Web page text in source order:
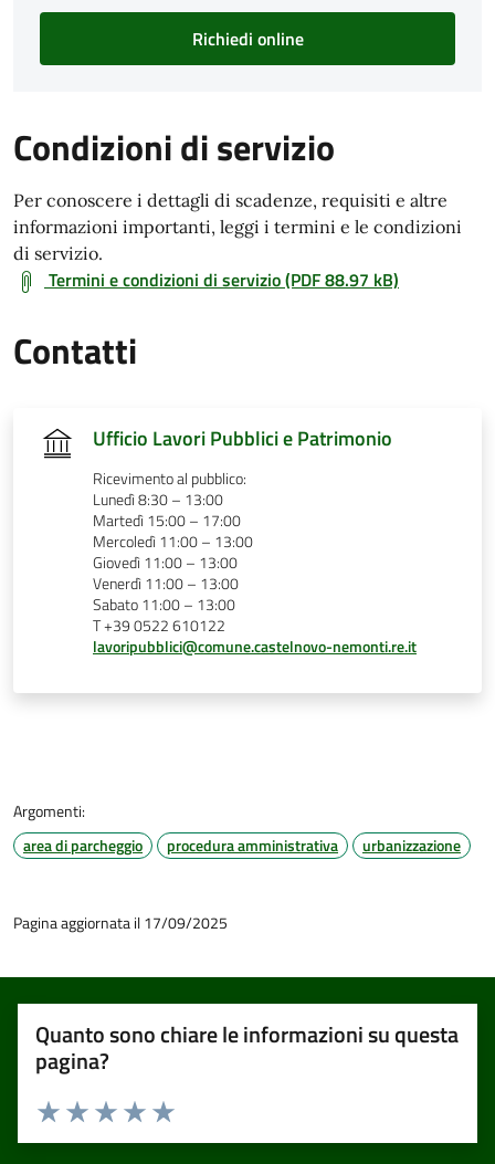
Richiedi online
Condizioni di servizio
Per conoscere i dettagli di scadenze, requisiti e altre
informazioni importanti, leggi i termini e le condizioni
di servizio.
Termini e condizioni di servizio (PDF 88.97 kB)
Contatti
Ufficio Lavori Pubblici e Patrimonio
Ricevimento al pubblico:
Lunedì 8:30 – 13:00
Martedì 15:00 – 17:00
Mercoledì 11:00 – 13:00
Giovedì 11:00 – 13:00
Venerdì 11:00 – 13:00
Sabato 11:00 – 13:00
T +39 0522 610122
lavoripubblici@comune.castelnovo-nemonti.re.it
Argomenti:
area di parcheggio
procedura amministrativa urbanizzazione
Pagina aggiornata il 17/09/2025
Quanto sono chiare le informazioni su questa
pagina?
Valuta 5 stelle su 5
Valuta 4 stelle su 5
Valuta 3 stelle su 5
Valuta 2 stelle su 5
Valuta 1 stelle su 5